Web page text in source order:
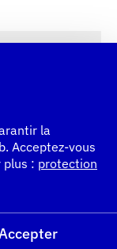
la
Acceptez-vous
plus : protection